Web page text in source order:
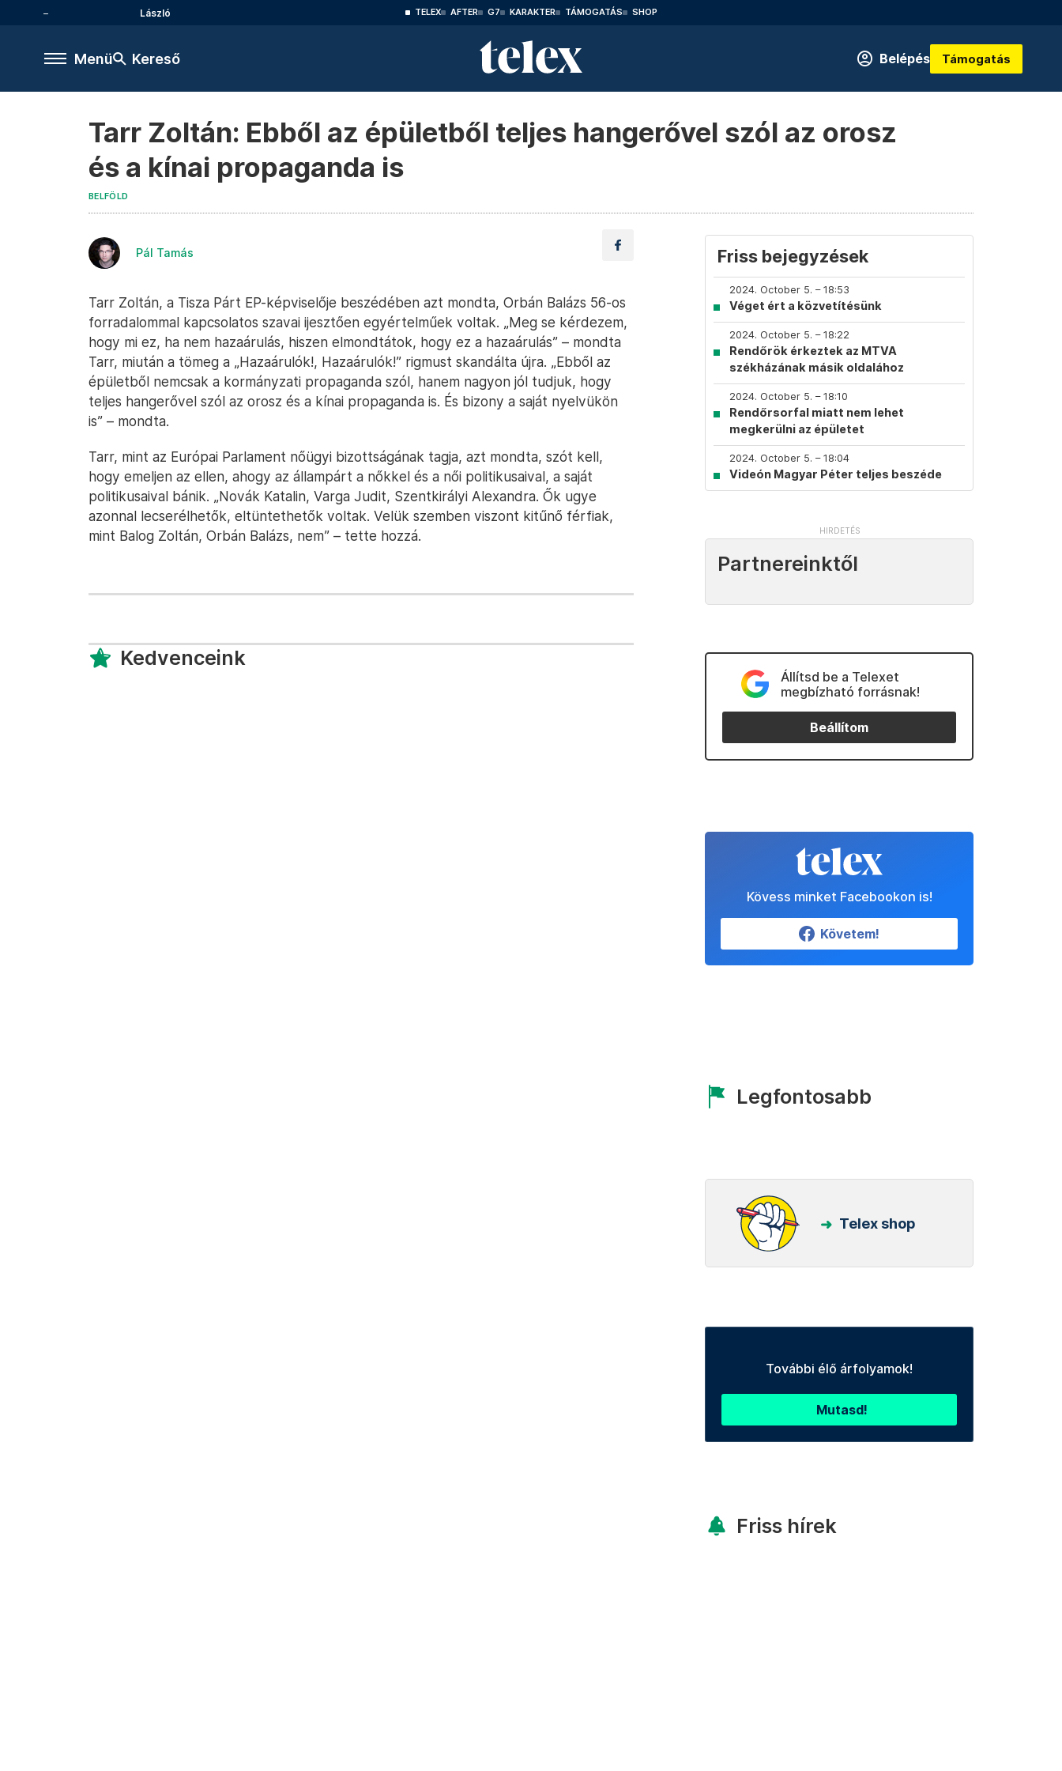
László TELEX AFTER G7 KARAKTER TÁMOGATÁS SHOP
Menü Kereső Belépés Támogatás
Tarr Zoltán: Ebből az épületből teljes hangerővel szól az orosz
és a kínai propaganda is
BELFÖLD
Pál Tamás
Tarr Zoltán, a Tisza Párt EP-képviselője beszédében azt mondta, Orbán Balázs 56-os
forradalommal kapcsolatos szavai ijesztően egyértelműek voltak. „Meg se kérdezem,
hogy mi ez, ha nem hazaárulás, hiszen elmondtátok, hogy ez a hazaárulás” – mondta
Tarr, miután a tömeg a „Hazaárulók!, Hazaárulók!” rigmust skandálta újra. „Ebből az
épületből nemcsak a kormányzati propaganda szól, hanem nagyon jól tudjuk, hogy
teljes hangerővel szól az orosz és a kínai propaganda is. És bizony a saját nyelvükön
is” – mondta.
Tarr, mint az Európai Parlament nőügyi bizottságának tagja, azt mondta, szót kell,
hogy emeljen az ellen, ahogy az állampárt a nőkkel és a női politikusaival, a saját
politikusaival bánik. „Novák Katalin, Varga Judit, Szentkirályi Alexandra. Ők ugye
azonnal lecserélhetők, eltüntethetők voltak. Velük szemben viszont kitűnő férfiak,
mint Balog Zoltán, Orbán Balázs, nem” – tette hozzá.
Kedvenceink
Friss bejegyzések
2024. October 5. – 18:53
Véget ért a közvetítésünk
2024. October 5. – 18:22
Rendőrök érkeztek az MTVA
székházának másik oldalához
2024. October 5. – 18:10
Rendőrsorfal miatt nem lehet
megkerülni az épületet
2024. October 5. – 18:04
Videón Magyar Péter teljes beszéde
Partnereinktől
Állítsd be a Telexet
megbízható forrásnak!
Beállítom
Kövess minket Facebookon is!
Követem!
Legfontosabb
Telex shop
További élő árfolyamok!
Mutasd!
Friss hírek